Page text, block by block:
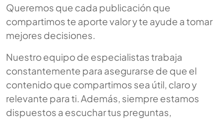
Queremos que cada publicación que
compartimos te aporte valor y te ayude a tomar
mejores decisiones.
Nuestro equipo de especialistas trabaja
constantemente para asegurarse de que el
contenido que compartimos sea útil, claro y
relevante para ti. Además, siempre estamos
dispuestos a escuchar tus preguntas,